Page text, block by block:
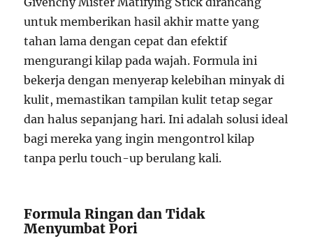
untuk memberikan hasil akhir matte yang
tahan lama dengan cepat dan efektif
mengurangi kilap pada wajah. Formula ini
bekerja dengan menyerap kelebihan minyak di
kulit, memastikan tampilan kulit tetap segar
dan halus sepanjang hari. Ini adalah solusi ideal
bagi mereka yang ingin mengontrol kilap
tanpa perlu touch-up berulang kali.
Formula Ringan dan Tidak
Menyumbat Pori